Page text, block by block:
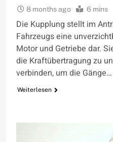
8 months ago 6 mins
Die Kupplung stellt im
Fahrzeugs eine
Motor und Getriebe dar.
die Kraftübertragung zu
verbinden, um die Gänge…
Weiterlesen